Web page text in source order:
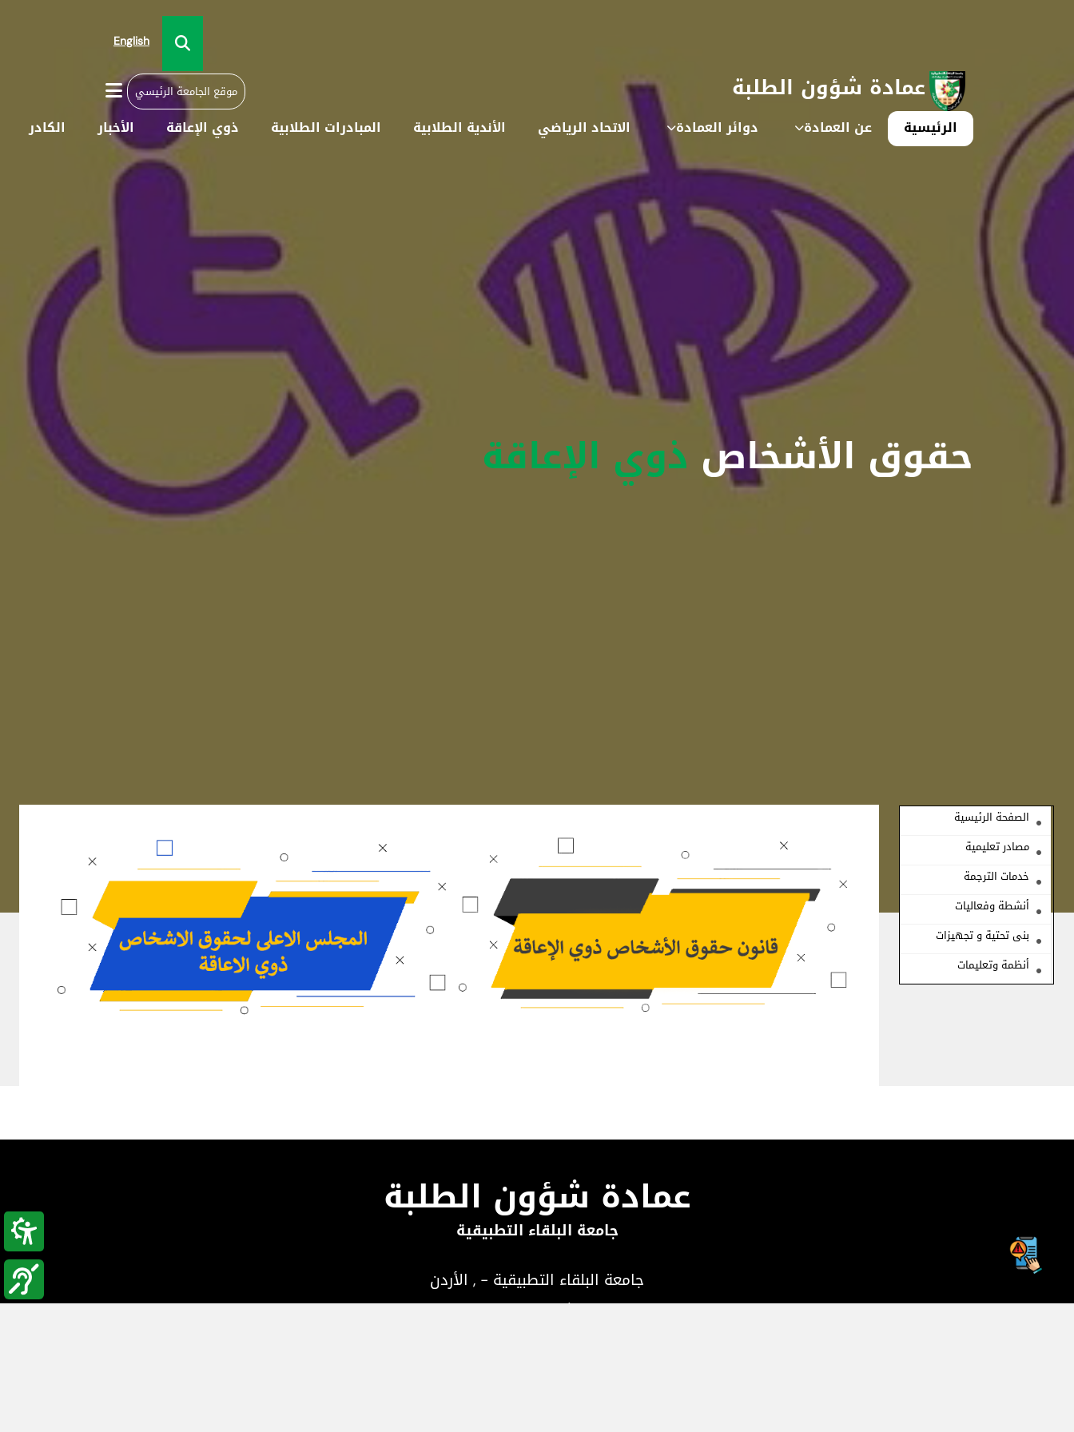
English
عمادة شؤون الطلبة موقع الجامعة الرئيسي
الرئيسية عن العمادة دوائر العمادة الاتحاد الرياضي الأندية الطلابية المبادرات الطلابية ذوي الإعاقة الأخبار الكادر
حقوق الأشخاص ذوي الإعاقة
الصفحة الرئيسية
مصادر تعليمية
خدمات الترجمة
أنشطة وفعاليات
بنى تحتية و تجهيزات
أنظمة وتعليمات
عمادة شؤون الطلبة
جامعة البلقاء التطبيقية
جامعة البلقاء التطبيقية - , الأردن
هاتف:, فاكس:, صندوق البريد: